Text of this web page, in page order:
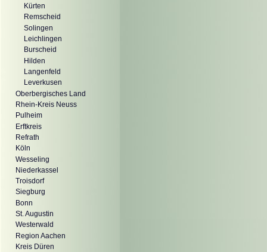
Kürten
Remscheid
Solingen
Leichlingen
Burscheid
Hilden
Langenfeld
Leverkusen
Oberbergisches Land
Rhein-Kreis Neuss
Pulheim
Erftkreis
Refrath
Köln
Wesseling
Niederkassel
Troisdorf
Siegburg
Bonn
St. Augustin
Westerwald
Region Aachen
Kreis Düren